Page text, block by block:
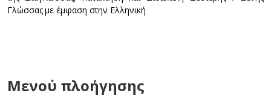
Γλώσσας με έμφαση στην Ελληνική
Μενού πλοήγησης